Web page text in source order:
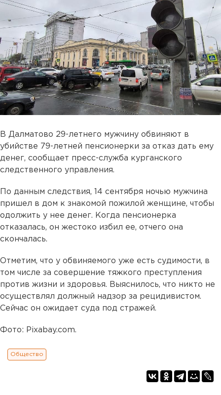
В Далматово 29-летнего мужчину обвиняют в
убийстве 79-летней пенсионерки за отказ дать ему
денег, сообщает пресс-служба курганского
следственного управления.
По данным следствия, 14 сентября ночью мужчина
пришел в дом к знакомой пожилой женщине, чтобы
одолжить у нее денег. Когда пенсионерка
отказалась, он жестоко избил ее, отчего она
скончалась.
Отметим, что у обвиняемого уже есть судимости, в
том числе за совершение тяжкого преступления
против жизни и здоровья. Выяснилось, что никто не
осуществлял должный надзор за рецидивистом.
Сейчас он ожидает суда под стражей.
Фото: Pixabay.com.
Общество